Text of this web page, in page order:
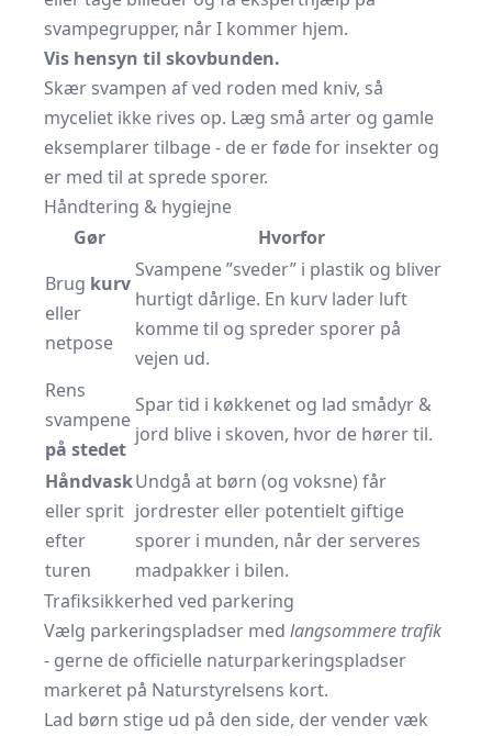
svampe­grupper, når I kommer hjem.
Vis hensyn til skovbunden.
Skær svampen af ved roden med kniv, så
myceliet ikke rives op. Læg små arter og gamle
eksemplarer tilbage - de er føde for insekter og
er med til at sprede sporer.
Håndtering & hygiejne
Gør
Hvorfor
Brug kurv
eller
netpose
Svampene ”sveder” i plastik og bliver
hurtigt dårlige. En kurv lader luft
komme til og spreder sporer på
vejen ud.
Rens
svampene
på stedet
Spar tid i køkkenet og lad smådyr &
jord blive i skoven, hvor de hører til.
Håndvask
eller sprit
efter
turen
Undgå at børn (og voksne) får
jordrester eller potentielt giftige
sporer i munden, når der serveres
madpakker i bilen.
Trafiksikkerhed ved parkering
Vælg parkeringspladser med langsommere trafik
- gerne de officielle natur­parkerings­pladser
markeret på Naturstyrelsens kort.
Lad børn stige ud på den side, der vender væk